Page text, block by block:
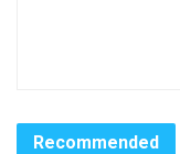
Recommended